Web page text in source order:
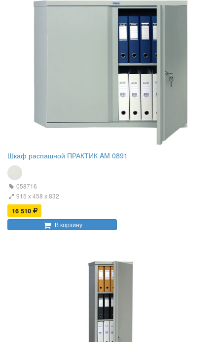
Шкаф распашной ПРАКТИК AM 0891
058716
915 х 458 х 832
16 510
В корзину